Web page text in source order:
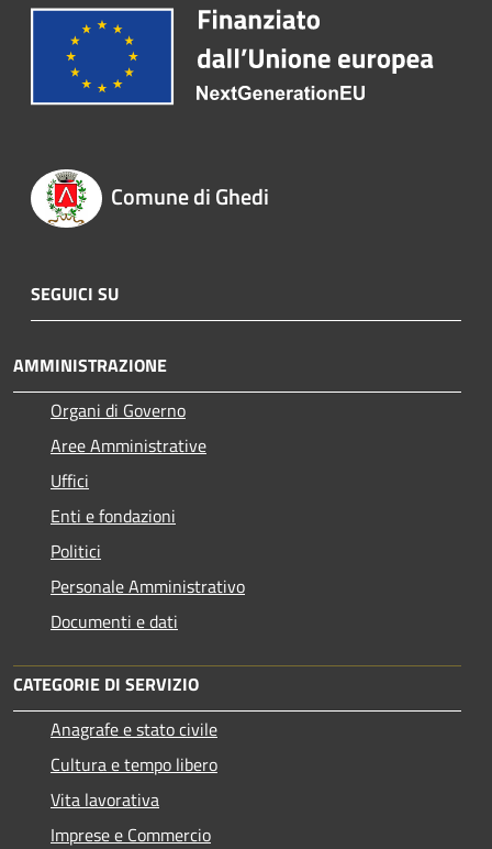
Comune di Ghedi
SEGUICI SU
AMMINISTRAZIONE
Organi di Governo
Aree Amministrative
Uffici
Enti e fondazioni
Politici
Personale Amministrativo
Documenti e dati
CATEGORIE DI SERVIZIO
Anagrafe e stato civile
Cultura e tempo libero
Vita lavorativa
Imprese e Commercio